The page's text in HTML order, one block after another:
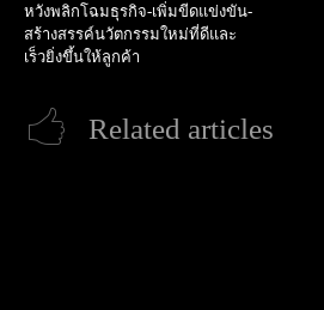
หวังพลิกโฉมธุรกิจ-เพิ่มขีดแข่งขัน-
สร้างสรรค์นวัตกรรมใหม่ที่ดีและ
เร็วยิ่งขึ้นให้ลูกค้า
Related articles